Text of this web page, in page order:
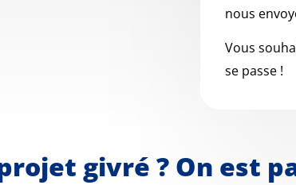
nous
Vous
se passe !
givré ? On est